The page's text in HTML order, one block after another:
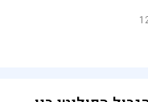
דין ואין דיין. זה לא